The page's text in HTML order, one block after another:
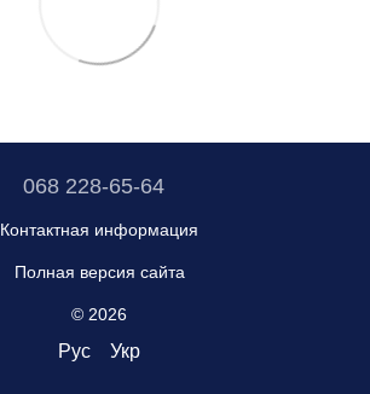
068 228-65-64
Контактная информация
Полная версия сайта
© 2026
Рус Укр